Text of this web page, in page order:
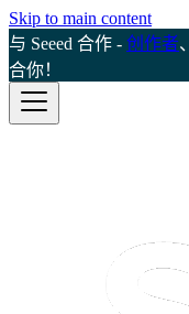
Skip to main content
与 Seeed 合作 - 创作者、
合你！